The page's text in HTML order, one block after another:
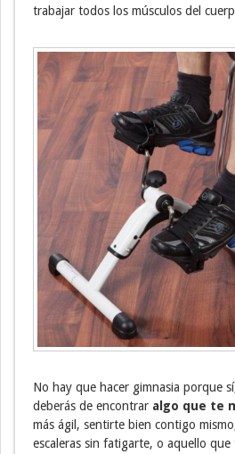
trabajar todos los músculos del
No hay que hacer gimnasia porque
deberás de encontrar algo que te
más ágil, sentirte bien contigo
escaleras sin fatigarte, o aquello